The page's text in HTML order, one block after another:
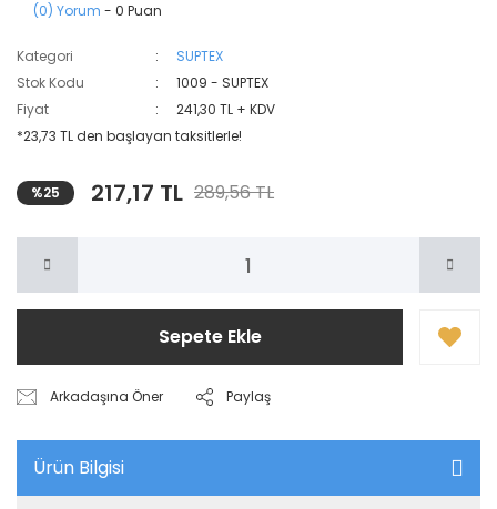
(0) Yorum - 0 Puan
Kategori
SUPTEX
Stok Kodu
1009 - SUPTEX
Fiyat
241,30 TL + KDV
*23,73 TL den başlayan taksitlerle!
%25 217,17 TL 289,56 TL
Sepete Ekle
Arkadaşına Öner Paylaş
Ürün Bilgisi